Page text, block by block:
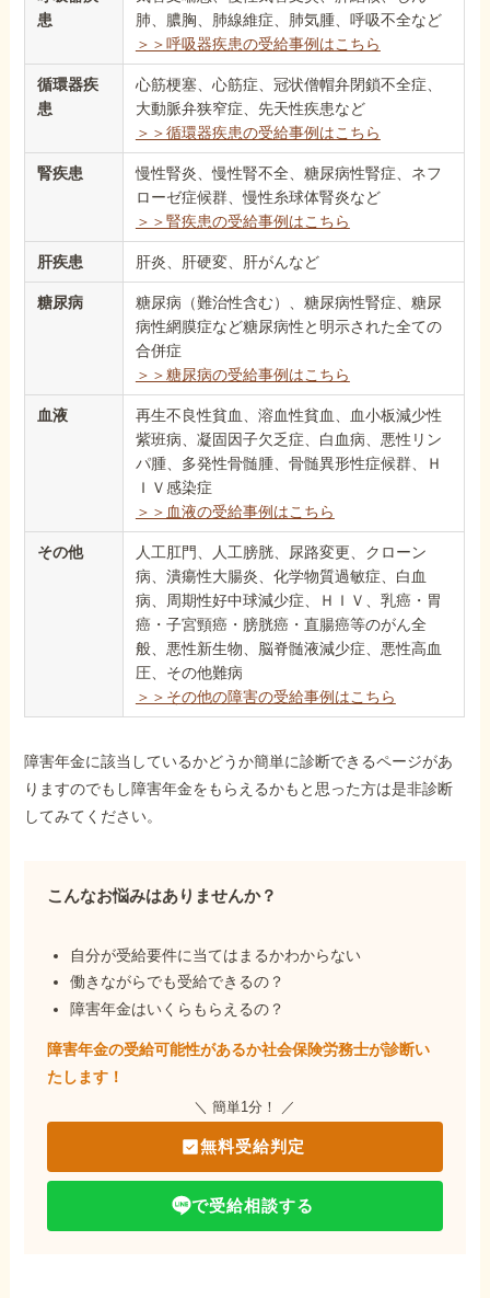
患
肺、膿胸、肺線維症、肺気腫、呼吸不全など
＞＞呼吸器疾患の受給事例はこちら
循環器疾
患
心筋梗塞、心筋症、冠状僧帽弁閉鎖不全症、
大動脈弁狭窄症、先天性疾患など
＞＞循環器疾患の受給事例はこちら
腎疾患
慢性腎炎、慢性腎不全、糖尿病性腎症、ネフ
ローゼ症候群、慢性糸球体腎炎など
＞＞腎疾患の受給事例はこちら
肝疾患 肝炎、肝硬変、肝がんなど
糖尿病
糖尿病（難治性含む）、糖尿病性腎症、糖尿
病性網膜症など糖尿病性と明示された全ての
合併症
＞＞糖尿病の受給事例はこちら
血液
再生不良性貧血、溶血性貧血、血小板減少性
紫班病、凝固因子欠乏症、白血病、悪性リン
パ腫、多発性骨髄腫、骨髄異形性症候群、Ｈ
ＩＶ感染症
＞＞血液の受給事例はこちら
その他
人工肛門、人工膀胱、尿路変更、クローン
病、潰瘍性大腸炎、化学物質過敏症、白血
病、周期性好中球減少症、ＨＩＶ、乳癌・胃
癌・子宮頸癌・膀胱癌・直腸癌等のがん全
般、悪性新生物、脳脊髄液減少症、悪性高血
圧、その他難病
＞＞その他の障害の受給事例はこちら
障害年金に該当しているかどうか簡単に診断できるページがあ
りますのでもし障害年金をもらえるかもと思った方は是非診断
してみてください。
こんなお悩みはありませんか？
自分が受給要件に当てはまるかわからない
働きながらでも受給できるの？
障害年金はいくらもらえるの？
障害年金の受給可能性があるか社会保険労務士が診断い
たします！
＼ 簡単1分！ ／
無料受給判定
で受給相談する